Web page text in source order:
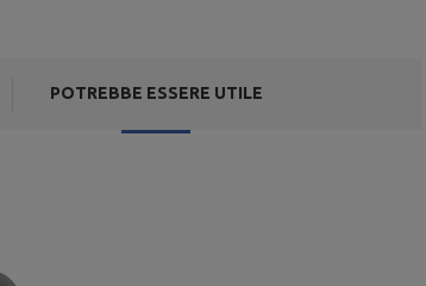
POTREBBE ESSERE UTILE